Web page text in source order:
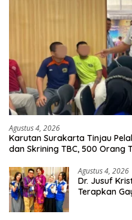
Agustus 4, 2026
Karutan Surakarta Tinjau
dan Skrining TBC, 500 Orang
Agustus 4, 2026
Dr. Jusuf
Terapkan